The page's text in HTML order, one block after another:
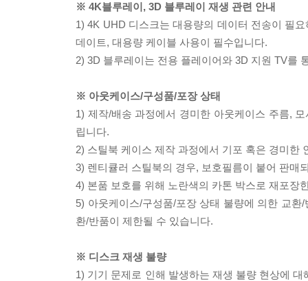
※ 4K블루레이, 3D 블루레이 재생 관련 안내
1) 4K UHD 디스크는 대용량의 데이터 전송이 필
데이트, 대용량 케이블 사용이 필수입니다.
2) 3D 블루레이는 전용 플레이어와 3D 지원 TV를
※ 아웃케이스/구성품/포장 상태
1) 제작/배송 과정에서 경미한 아웃케이스 주름,
립니다.
2) 스틸북 케이스 제작 과정에서 기포 혹은 경미한
3) 렌티큘러 스틸북의 경우, 보호필름이 붙어 판매
4) 본품 보호를 위해 노란색의 카톤 박스로 재포장
5) 아웃케이스/구성품/포장 상태 불량에 의한 교
환/반품이 제한될 수 있습니다.
※ 디스크 재생 불량
1) 기기 문제로 인해 발생하는 재생 불량 현상에